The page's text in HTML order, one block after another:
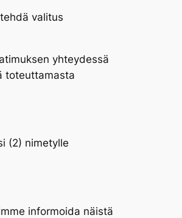
valitus
yhteydessä
toteuttamasta
(2) nimetylle
informoida näistä